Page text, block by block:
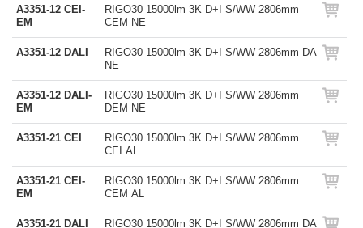
A3351-12 CEI-
EM
RIGO30 15000lm 3K D+I S/WW 2806mm
CEM NE
A3351-12 DALI
RIGO30 15000lm 3K D+I S/WW 2806mm DA
NE
A3351-12 DALI-
EM
RIGO30 15000lm 3K D+I S/WW 2806mm
DEM NE
A3351-21 CEI
RIGO30 15000lm 3K D+I S/WW 2806mm
CEI AL
A3351-21 CEI-
EM
RIGO30 15000lm 3K D+I S/WW 2806mm
CEM AL
A3351-21 DALI RIGO30 15000lm 3K D+I S/WW 2806mm DA